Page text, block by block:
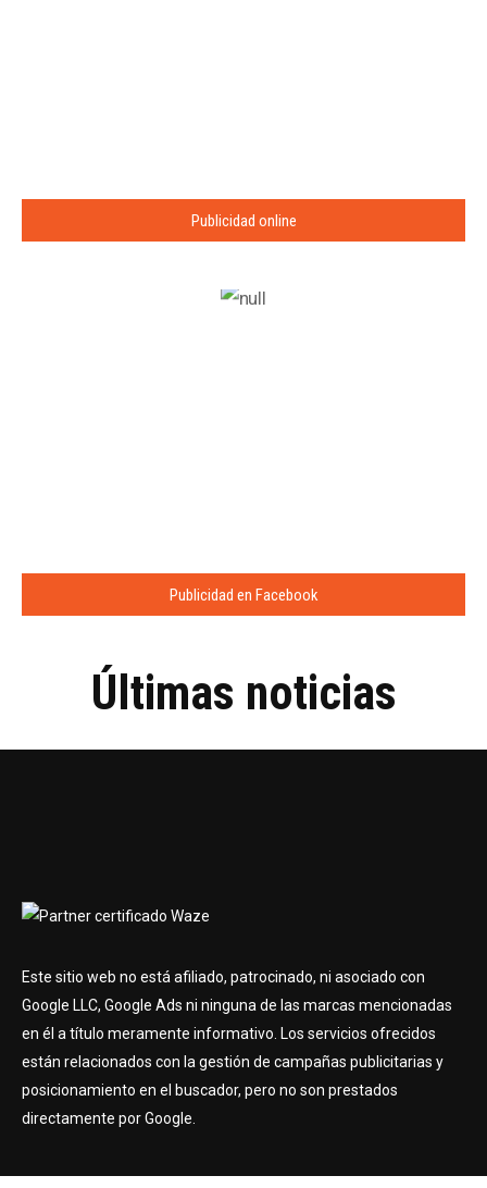
Publicidad online
Publicidad en Facebook
Últimas noticias
Este sitio web no está afiliado, patrocinado, ni asociado con
Google LLC, Google Ads ni ninguna de las marcas mencionadas
en él a título meramente informativo. Los servicios ofrecidos
están relacionados con la gestión de campañas publicitarias y
posicionamiento en el buscador, pero no son prestados
directamente por Google.